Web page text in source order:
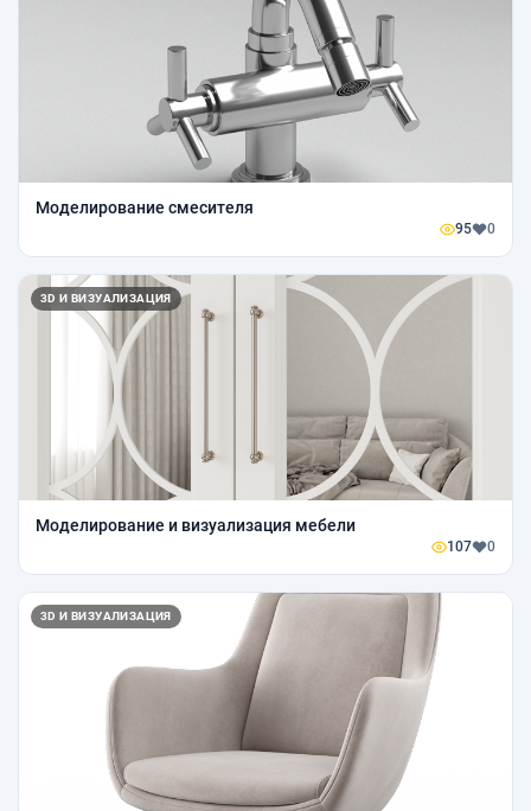
Моделирование смесителя
95 0
3D И ВИЗУАЛИЗАЦИЯ
Моделирование и визуализация мебели
107 0
3D И ВИЗУАЛИЗАЦИЯ